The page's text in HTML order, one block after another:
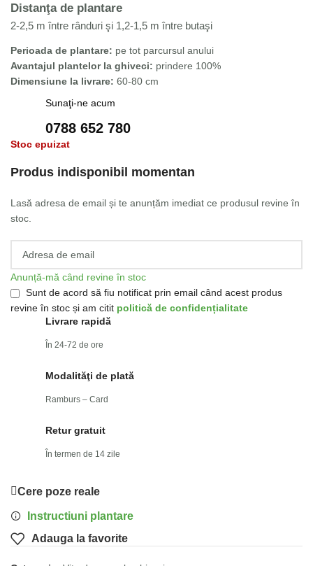
Distanţa de plantare
2-2,5 m între rânduri şi 1,2-1,5 m între butaşi
Perioada de plantare: pe tot parcursul anului
Avantajul plantelor la ghiveci: prindere 100%
Dimensiune la livrare: 60-80 cm
Sunaţi-ne acum
0788 652 780
Stoc epuizat
Produs indisponibil momentan
Lasă adresa de email și te anunțăm imediat ce produsul revine în
stoc.
Anunță-mă când revine în stoc
Sunt de acord să fiu notificat prin email când acest produs
revine în stoc și am citit politică de confidențialitate
Livrare rapidă
În 24-72 de ore
Modalităţi de plată
Ramburs – Card
Retur gratuit
În termen de 14 zile
Cere poze reale
Instructiuni plantare
Adauga la favorite